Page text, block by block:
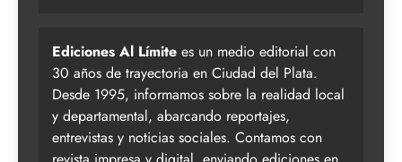
Ediciones Al Límite es un medio editorial con
30 años de trayectoria en Ciudad del Plata.
Desde 1995, informamos sobre la realidad local
y departamental, abarcando reportajes,
entrevistas y noticias sociales. Contamos con